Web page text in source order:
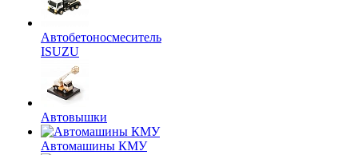
Автобетоносмеситель
ISUZU
Автовышки
Автомашины КМУ